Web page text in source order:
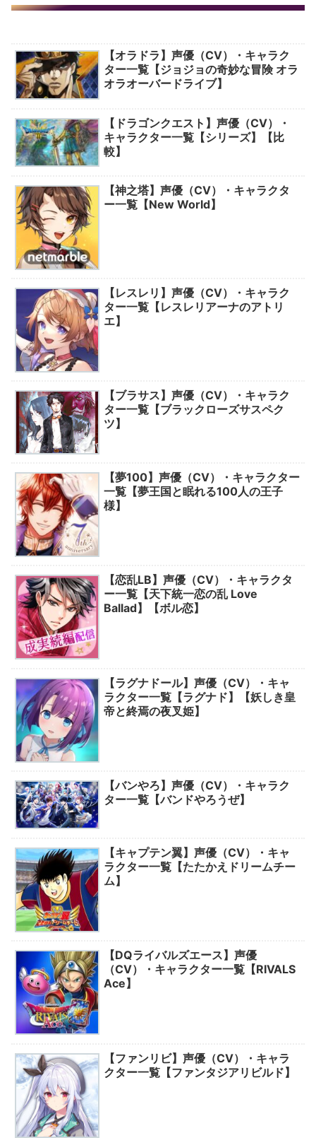
【オラドラ】声優（CV）・キャラク
ター一覧【ジョジョの奇妙な冒険 オラ
オラオーバードライブ】
【ドラゴンクエスト】声優（CV）・
キャラクター一覧【シリーズ】【比
較】
【神之塔】声優（CV）・キャラクタ
ー一覧【New World】
【レスレリ】声優（CV）・キャラク
ター一覧【レスレリアーナのアトリ
エ】
【ブラサス】声優（CV）・キャラク
ター一覧【ブラックローズサスペク
ツ】
【夢100】声優（CV）・キャラクター
一覧【夢王国と眠れる100人の王子
様】
【恋乱LB】声優（CV）・キャラクタ
ー一覧【天下統一恋の乱 Love
Ballad】【ボル恋】
【ラグナドール】声優（CV）・キャ
ラクター一覧【ラグナド】【妖しき皇
帝と終焉の夜叉姫】
【バンやろ】声優（CV）・キャラク
ター一覧【バンドやろうぜ】
【キャプテン翼】声優（CV）・キャ
ラクター一覧【たたかえドリームチー
ム】
【DQライバルズエース】声優
（CV）・キャラクター一覧【RIVALS
Ace】
【ファンリビ】声優（CV）・キャラ
クター一覧【ファンタジアリビルド】